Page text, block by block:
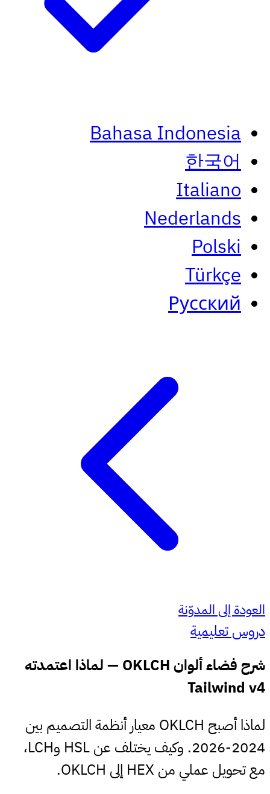
Bahasa Indonesia
한국어
Italiano
Nederlands
Polski
Türkçe
Русский
العودة إلى المدوّنة
دروس تعليمية
شرح فضاء ألوان OKLCH — لماذا اعتمدته
Tailwind v4
لماذا أصبح OKLCH معيار أنظمة التصميم بين
2024-2026. وكيف يختلف عن HSL وLCH،
مع تحويل عملي من HEX إلى OKLCH.